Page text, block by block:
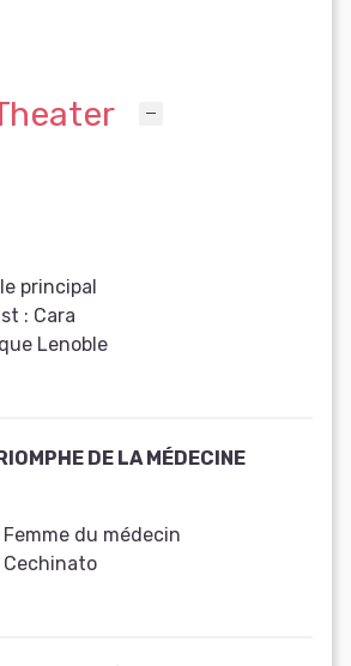
principal
: Cara
Lenoble
DE LA MÉDECINE
Femme du médecin
Cechinato